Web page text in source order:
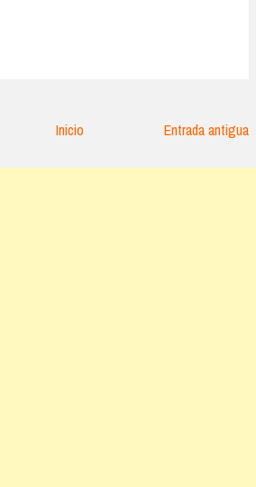
Entrada antigua
Inicio